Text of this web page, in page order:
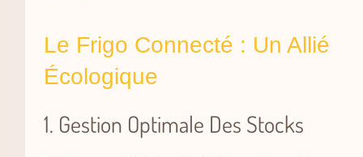
Le Frigo Connecté : Un Allié
Écologique
1. Gestion Optimale Des Stocks